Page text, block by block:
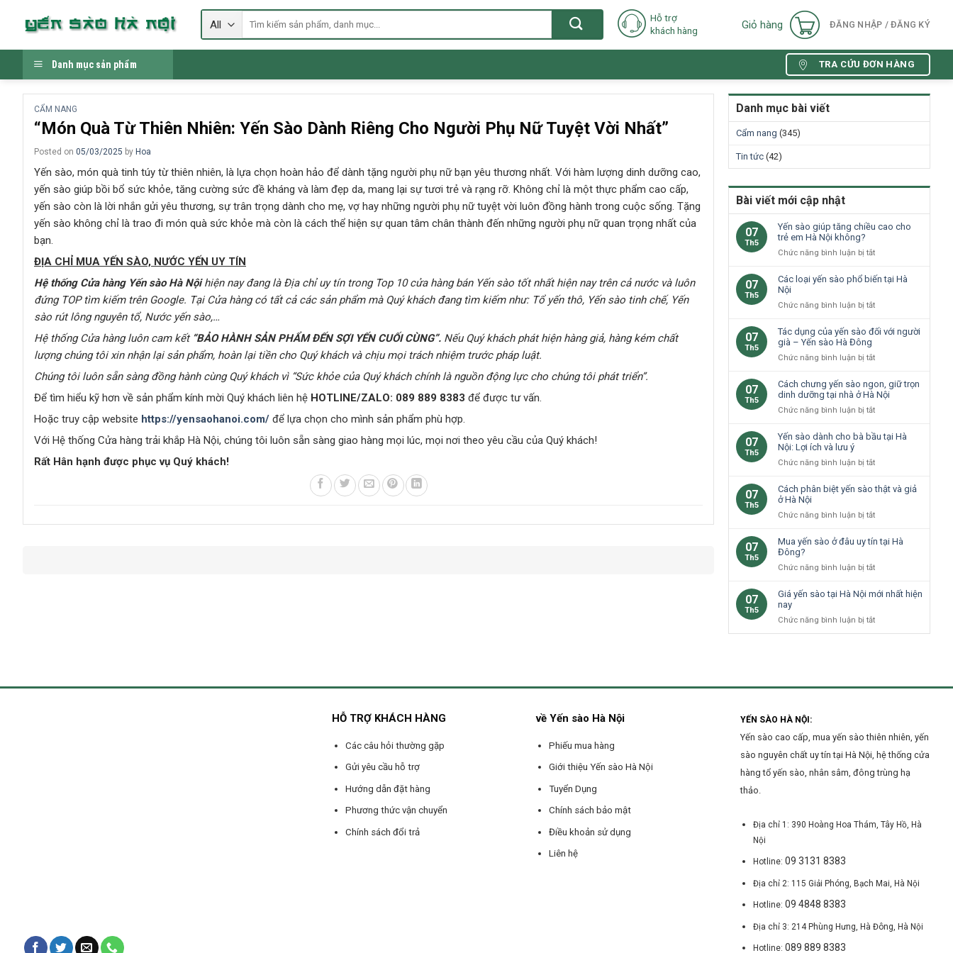
Tìm
Hỗ trợ
khách hàng
Giỏ hàng ĐĂNG NHẬP / ĐĂNG KÝ
Danh mục sản phẩm TRA CỨU ĐƠN HÀNG
CẨM NANG
“Món Quà Từ Thiên Nhiên: Yến Sào Dành Riêng Cho Người Phụ Nữ Tuyệt Vời Nhất”
Posted on 05/03/2025 by Hoa
Yến sào, món quà tinh túy từ thiên nhiên, là lựa chọn hoàn hảo để dành tặng người phụ nữ bạn yêu thương nhất. Với hàm lượng dinh dưỡng cao,
yến sào giúp bồi bổ sức khỏe, tăng cường sức đề kháng và làm đẹp da, mang lại sự tươi trẻ và rạng rỡ. Không chỉ là một thực phẩm cao cấp,
yến sào còn là lời nhắn gửi yêu thương, sự trân trọng dành cho mẹ, vợ hay những người phụ nữ tuyệt vời luôn đồng hành trong cuộc sống. Tặng
yến sào không chỉ là trao đi món quà sức khỏe mà còn là cách thể hiện sự quan tâm chân thành đến những người phụ nữ quan trọng nhất của
bạn.
ĐỊA CHỈ MUA YẾN SÀO, NƯỚC YẾN UY TÍN
Hệ thống Cửa hàng Yến sào Hà Nộihiện nay đang là Địa chỉ uy tín trong Top 10 cửa hàng bán Yến sào tốt nhất hiện nay trên cả nướcvà luôn
đứng TOP tìm kiếm trên Google. Tại Cửa hàng có tất cả các sản phẩm mà Quý khách đang tìm kiếm như: Tổ yến thô, Yến sào tinh chế, Yến
sào rút lông nguyên tổ, Nước yến sào,…
Hệ thống Cửa hàng luôn cam kết “BẢO HÀNH SẢN PHẨM ĐẾN SỢI YẾN CUỐI CÙNG”. Nếu Quý khách phát hiện hàng giả, hàng kém chất
lượng chúng tôi xin nhận lại sản phẩm, hoàn lại tiền cho Quý khách và chịu mọi trách nhiệm trước pháp luật.
Chúng tôi luôn sẵn sàng đồng hành cùng Quý khách vì “Sức khỏe của Quý khách chính là nguồn động lực cho chúng tôi phát triển”.
Để tìm hiểu kỹ hơn về sản phẩm kính mời Quý khách liên hệ HOTLINE/ZALO: 089 889 8383 để được tư vấn.
Hoặc truy cập website https://yensaohanoi.com/ để lựa chọn cho mình sản phẩm phù hợp.
Với Hệ thống Cửa hàng trải khắp Hà Nội, chúng tôi luôn sẵn sàng giao hàng mọi lúc, mọi nơi theo yêu cầu của Quý khách!
Rất Hân hạnh được phục vụ Quý khách!
Danh mục bài viết
Cẩm nang (345)
Tin tức (42)
Bài viết mới cập nhật
07
Th5
Yến sào giúp tăng chiều cao cho
trẻ em Hà Nội không?
Chức năng bình luận bị tắtở
sào
cho
em
Nội
không?
07
Th5
Các loại yến sào phổ biến tại Hà
Nội
Chức năng bình luận bị tắtở
loại
tại
Hà
Nội
07
Th5
Tác dụng của yến sào đối với người
già – Yến sào Hà Đông
Chức năng bình luận bị tắtở
dụng
của
với
già
Yến
Hà
07
Th5
Cách chưng yến sào ngon, giữ trọn
dinh dưỡng tại nhà ở Hà Nội
Chức năng bình luận bị tắtở
chưng
trọn
dưỡng
nhà
Hà
07
Th5
Yến sào dành cho bà bầu tại Hà
Nội: Lợi ích và lưu ý
Chức năng bình luận bị tắtở
sào
tại
Nội:
ích
lưu
07
Th5
Cách phân biệt yến sào thật và giả
ở Hà Nội
Chức năng bình luận bị tắtở
phân
và
ở
Hà
07
Th5
Mua yến sào ở đâu uy tín tại Hà
Đông?
Chức năng bình luận bị tắtở
yến
Đông?
07
Th5
Giá yến sào tại Hà Nội mới nhất hiện
nay
Chức năng bình luận bị tắtở
Giá
Nội
nay
HỖ TRỢ KHÁCH HÀNG
Các câu hỏi thường gặp
Gửi yêu cầu hỗ trợ
Hướng dẫn đặt hàng
Phương thức vận chuyển
Chính sách đổi trả
về Yến sào Hà Nội
Phiếu mua hàng
Giới thiệu Yến sào Hà Nội
Tuyển Dụng
Chính sách bảo mật
Điều khoản sử dụng
Liên hệ
YẾN SÀO HÀ NỘI:
Yến sào cao cấp, mua yến sào thiên nhiên, yến
sào nguyên chất uy tín tại Hà Nội, hệ thống cửa
hàng tổ yến sào, nhân sâm, đông trùng hạ
thảo.
Địa chỉ 1: 390 Hoàng Hoa Thám, Tây Hồ, Hà
Nội
Hotline:09 3131 8383
Địa chỉ 2: 115 Giải Phóng, Bạch Mai, Hà Nội
Hotline:09 4848 8383
Địa chỉ 3: 214 Phùng Hưng, Hà Đông, Hà Nội
Hotline:089 889 8383